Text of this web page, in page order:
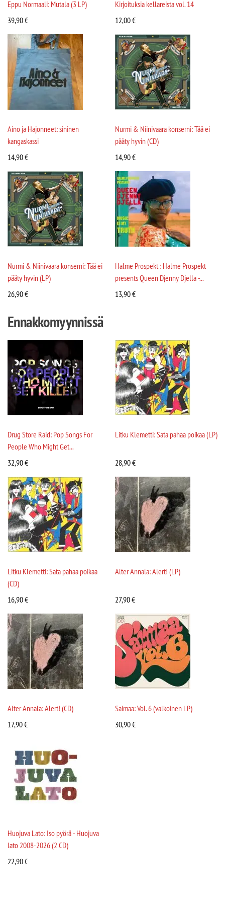
Eppu Normaali: Mutala (3 LP)
39,90€
Kirjoituksia kellareista vol. 14
12,00€
Aino ja Hajonneet: sininen
kangaskassi
14,90€
Nurmi & Niinivaara konserni: Tää ei
pääty hyvin (CD)
14,90€
Nurmi & Niinivaara konserni: Tää ei
pääty hyvin (LP)
26,90€
Halme Prospekt : Halme Prospekt
presents Queen Djenny Djella -...
13,90€
Ennakkomyynnissä
Drug Store Raid: Pop Songs For
People Who Might Get...
32,90€
Litku Klemetti: Sata pahaa poikaa (LP)
28,90€
Litku Klemetti: Sata pahaa poikaa
(CD)
16,90€
Alter Annala: Alert! (LP)
27,90€
Alter Annala: Alert! (CD)
17,90€
Saimaa: Vol. 6 (valkoinen LP)
30,90€
Huojuva Lato: Iso pyörä - Huojuva
lato 2008-2026 (2 CD)
22,90€